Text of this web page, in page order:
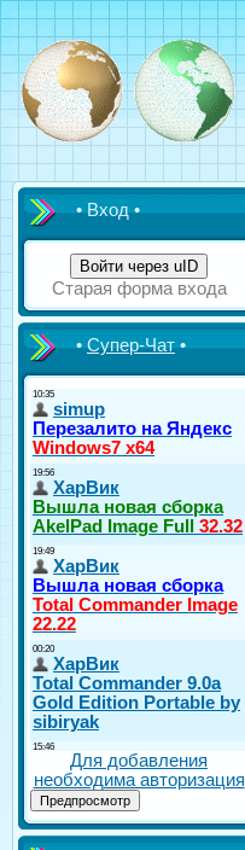
• Вход •
Войти через uID
Старая форма входа
•Супер-Чат•
Для добавления
необходима авторизация